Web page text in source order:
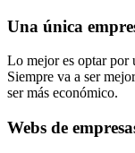
Una única
Lo mejor es optar por
Siempre va a ser
ser más económico.
Webs de